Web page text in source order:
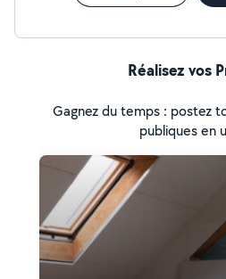
Réalisez vos
Gagnez du temps : postez
publiques en